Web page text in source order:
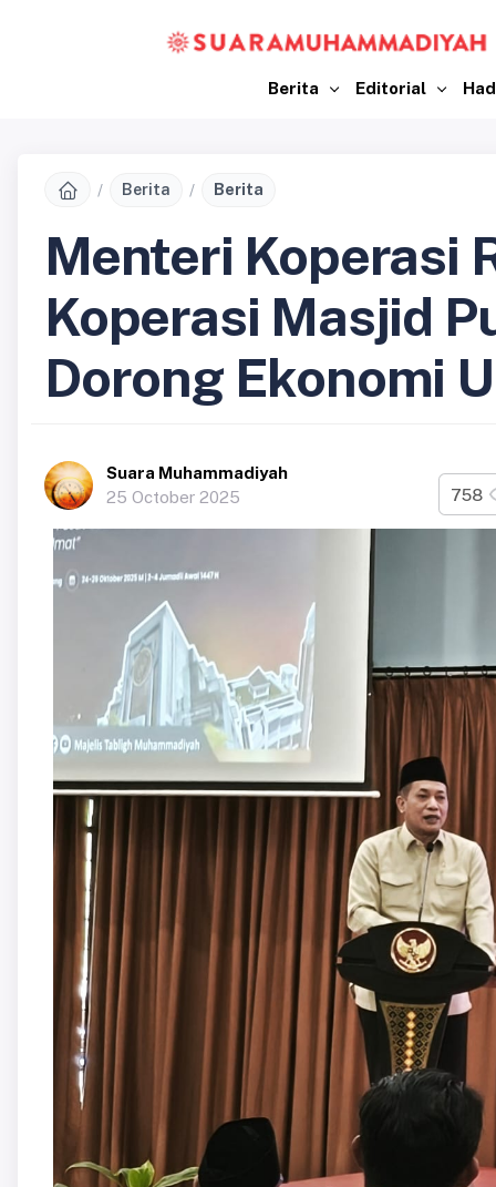
Berita Editorial
Berita Berita
Menteri Koperasi
Koperasi Masjid
Dorong Ekonomi
Suara Muhammadiyah
25 October 2025
758